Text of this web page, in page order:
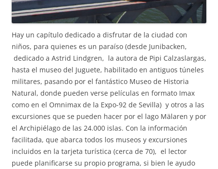
Hay un capítulo dedicado a disfrutar de la ciudad con
niños, para quienes es un paraíso (desde Junibacken,
dedicado a Astrid Lindgren, la autora de Pipi Calzaslargas,
hasta el museo del Juguete, habilitado en antiguos túneles
militares, pasando por el fantástico Museo de Historia
Natural, donde pueden verse películas en formato Imax
como en el Omnimax de la Expo-92 de Sevilla) y otros a las
excursiones que se pueden hacer por el lago Mälaren y por
el Archipiélago de las 24.000 islas. Con la información
facilitada, que abarca todos los museos y excursiones
incluidos en la tarjeta turística (cerca de 70), el lector
puede planificarse su propio programa, si bien le ayudo